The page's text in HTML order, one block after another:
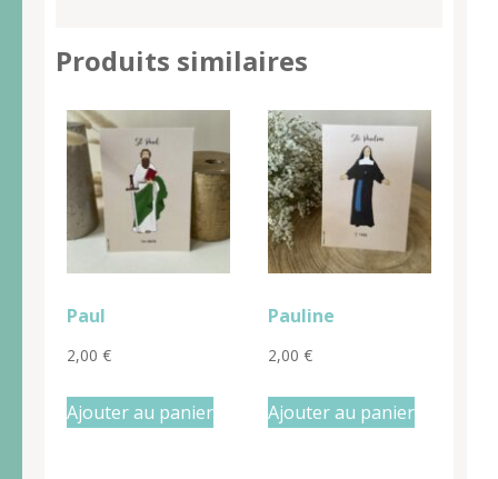
Produits similaires
Paul
2,00 €
Ajouter au panier
Pauline
2,00 €
Ajouter au panier